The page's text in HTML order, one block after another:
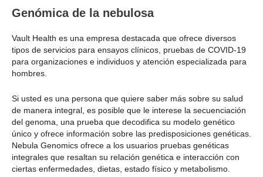
Genómica de la nebulosa
Vault Health es una empresa destacada que ofrece diversos
tipos de servicios para ensayos clínicos, pruebas de COVID-19
para organizaciones e individuos y atención especializada para
hombres.
Si usted es una persona que quiere saber más sobre su salud
de manera integral, es posible que le interese la secuenciación
del genoma, una prueba que decodifica su modelo genético
único y ofrece información sobre las predisposiciones genéticas.
Nebula Genomics ofrece a los usuarios pruebas genéticas
integrales que resaltan su relación genética e interacción con
ciertas enfermedades, dietas, estado físico y metabolismo.